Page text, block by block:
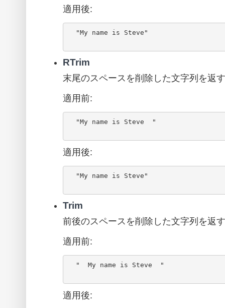
適用後:
RTrim
末尾のスペースを削除した文字列を返
適用前:
適用後:
Trim
前後のスペースを削除した文字列を返
適用前:
適用後: